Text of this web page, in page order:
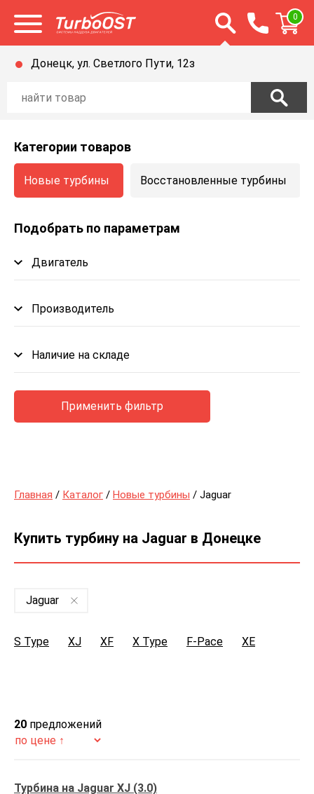
Открыть меню Открыть строку
0
Донецк, ул. Светлого Пути, 12з
Категории товаров
Новые турбины Восстановленные турбины
Подобрать по параметрам
Двигатель
Производитель
Наличие на складе
Применить фильтр
Главная / Каталог / Новые турбины / Jaguar
Купить турбину на Jaguar в Донецке
Jaguar
S Type XJ XF X Type F-Pace XE
20 предложений
Турбина на Jaguar XJ (3.0)